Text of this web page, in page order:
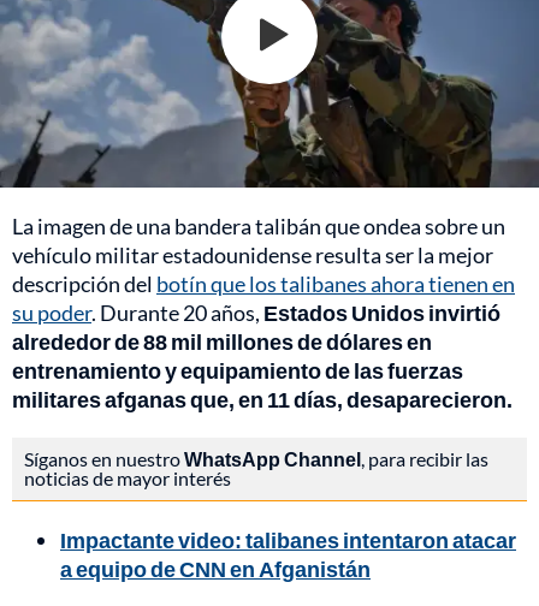
La imagen de una bandera talibán que ondea sobre un
vehículo militar estadounidense resulta ser la mejor
descripción del botín que los talibanes ahora tienen en
su poder. Durante 20 años, Estados Unidos invirtió
alrededor de 88 mil millones de dólares en
entrenamiento y equipamiento de las fuerzas
militares afganas que, en 11 días, desaparecieron.
Síganos en nuestroWhatsApp Channel , para recibir las
noticias de mayor interés
Impactante video: talibanes intentaron atacar
a equipo de CNN en Afganistán